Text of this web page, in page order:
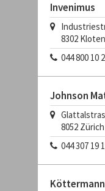
Invenimus
8302 Kloten
044 800 10
Johnson
8052 Zürich
044 307 19
Köttermann